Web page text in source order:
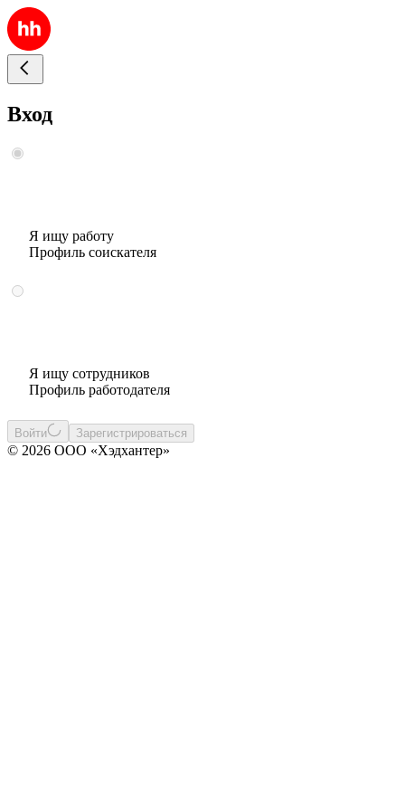
Вход
Я ищу работу
Профиль соискателя
Я ищу сотрудников
Профиль работодателя
Войти Зарегистрироваться
© 2026 ООО «Хэдхантер»